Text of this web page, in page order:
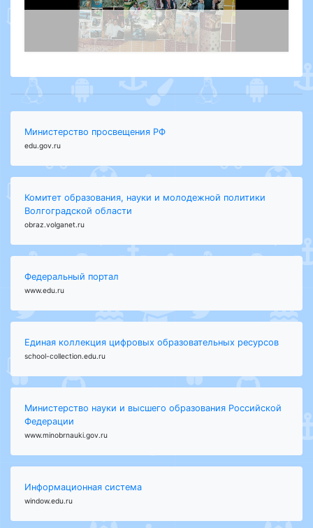
. .
Министерство просвещения РФ
edu.gov.ru
Комитет образования, науки и молодежной политики
Волгоградской области
obraz.volganet.ru
Федеральный портал
www.edu.ru
Единая коллекция цифровых образовательных ресурсов
school-collection.edu.ru
Министерство науки и высшего образования Российской
Федерации
www.minobrnauki.gov.ru
Информационная система
window.edu.ru